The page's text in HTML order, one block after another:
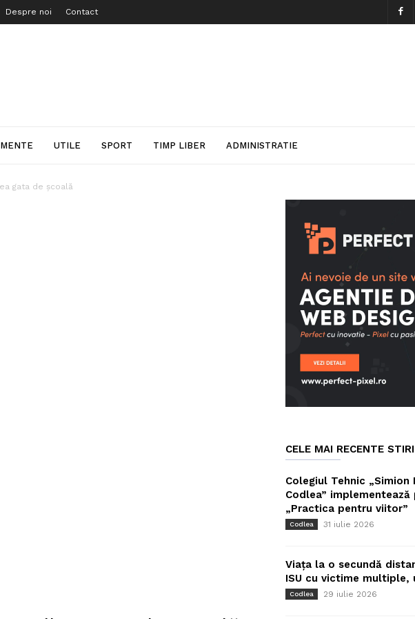
Despre noi Contact
UTILE SPORT TIMP LIBER ADMINISTRATIE
gata de școală
CELE MAI RECENTE
Colegiul Tehnic „Simion
Codlea”
„Practica pentru viitor”
Codlea 31 iulie 2026
Viața la o secundă
ISU cu victime multiple,
Codlea 29 iulie 2026